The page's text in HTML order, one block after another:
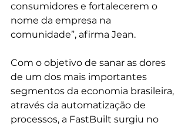
consumidores e fortalecerem o
nome da empresa na
comunidade”, afirma Jean.
Com o objetivo de sanar as dores
de um dos mais importantes
segmentos da economia brasileira,
através da automatização de
processos, a FastBuilt surgiu no